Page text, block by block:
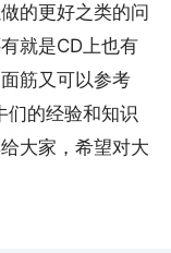
的更好之类的问
就是CD上也有
筋又可以参考
们的经验和知识
大家，希望对大